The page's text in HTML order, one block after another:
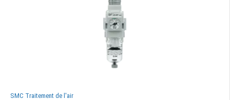
SMC Traitement de l'air